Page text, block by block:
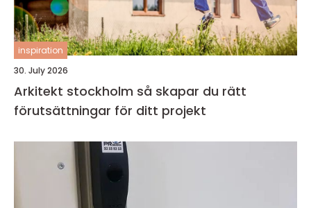
inspiration
30. July 2026
Arkitekt stockholm så skapar du rätt
förutsättningar för ditt projekt